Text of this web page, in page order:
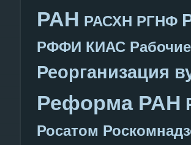
РАН РАСХН РГНФ
РФФИ КИАС
Реорганизация
Реформа РАН
Росатом